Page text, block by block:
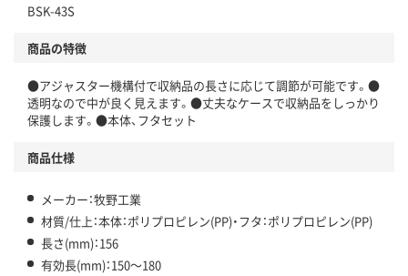
BSK-43S
商品の特徴
●アジャスター機構付で収納品の長さに応じて調節が可能です。●
透明なので中が良く見えます。●丈夫なケースで収納品をしっかり
保護します。●本体、フタセット
商品仕様
メーカー：牧野工業
材質/仕上：本体：ポリプロピレン(PP)・フタ：ポリプロピレン(PP)
長さ(mm)：156
有効長(mm)：150～180